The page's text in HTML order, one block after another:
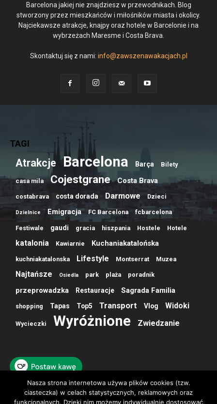
Barcelona jakiej nie znajdziesz w przewodnikach. Blog
stworzony przez mieszkańców i miłośników miasta i okolicy.
Najciekawsze atrakcje, knajpy oraz hotele w Barcelonie i na
wybrzeżach Maresme i Costa Brava.
Skontaktuj się z nami: info@zawszenawakacjach.pl
TAGI
Atrakcje Barcelona Barça Bilety
casa mila Cojestgrane Costa Brava
costabrava costa dorada Darmowe Dzieci
Dzielnice Emigracja FC Barcelona fcbarcelona
Festiwale gaudi gracia hiszpania Hostele Hotele
katalonia Kawiarnie Kuchaniakatalońska
kuchniakatalonska Lifestyle Montserrat Muzea
Najtańsze Osiedla park plaża poradnik
przeprowadzka Restauracje Sagrada Familia
shopping Tapas Top5 Transport Vlog Widoki
Wycieczki Wyróżnione Zwiedzanie
Nasza strona internetowa używa plików cookies (tzw.
ciasteczka) w celach statystycznych, reklamowych oraz
funkcjonalnych. Dzięki nim możemy indywidualnie dostosować